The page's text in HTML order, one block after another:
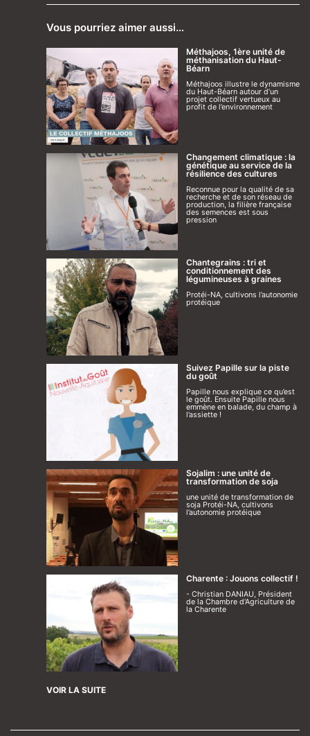
Vous pourriez aimer aussi…
Méthajoos, 1ère unité de
méthanisation du Haut-
Béarn
Méthajoos illustre le dynamisme
du Haut-Béarn autour d’un
projet collectif vertueux au
profit de l’environnement
Changement climatique : la
génétique au service de la
résilience des cultures
Reconnue pour la qualité de sa
recherche et de son réseau de
production, la filière française
des semences est sous
pression
Chantegrains : tri et
conditionnement des
légumineuses à graines
Protéi-NA, cultivons l’autonomie
protéique
Suivez Papille sur la piste
du goût
Papille nous explique ce qu’est
le goût. Ensuite Papille nous
emmène en balade, du champ à
l’assiette !
Sojalim : une unité de
transformation de soja
une unité de transformation de
soja Protéi-NA, cultivons
l’autonomie protéique
Charente : Jouons collectif !
- Christian DANIAU, Président
de la Chambre d'Agriculture de
la Charente
VOIR LA SUITE